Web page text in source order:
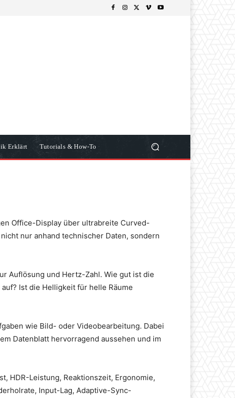
Erklärt Tutorials & How-To
Office-Display über ultrabreite Curved-
nur anhand technischer Daten, sondern
Auflösung und Hertz-Zahl. Wie gut ist die
Ist die Helligkeit für helle Räume
wie Bild- oder Videobearbeitung. Dabei
Datenblatt hervorragend aussehen und im
HDR-Leistung, Reaktionszeit, Ergonomie,
Input-Lag, Adaptive-Sync-